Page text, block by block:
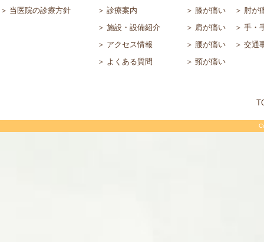
当医院の診療方針
診療案内
施設・設備紹介
アクセス情報
よくある質問
膝が痛い
肩が痛い
腰が痛い
頸が痛い
肘が
手・
交通